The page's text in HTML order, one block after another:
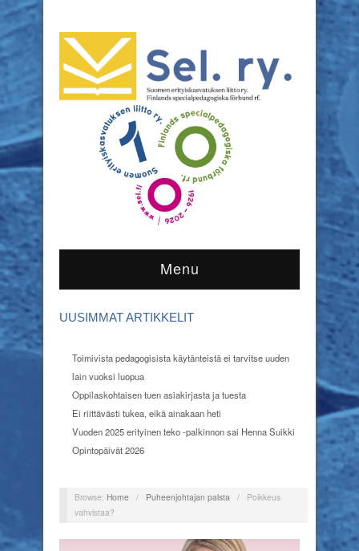
Menu
UUSIMMAT ARTIKKELIT
Toimivista pedagogisista käytänteistä ei tarvitse uuden
lain vuoksi luopua
Oppilaskohtaisen tuen asiakirjasta ja tuesta
Ei riittävästi tukea, eikä ainakaan heti
Vuoden 2025 erityinen teko -palkinnon sai Henna Suikki
Opintopäivät 2026
Browse: Home / Puheenjohtajan palsta /
Poikkeus
vahvistaa?